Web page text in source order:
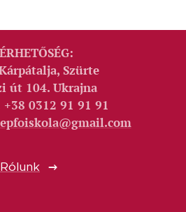
Szürte
út 104. Ukrajna
0312 91 91 91
Rólunk